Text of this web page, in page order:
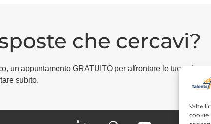
cookie
che cercavi?
un appuntamento GRATUITO per affrontare le tue
subito.